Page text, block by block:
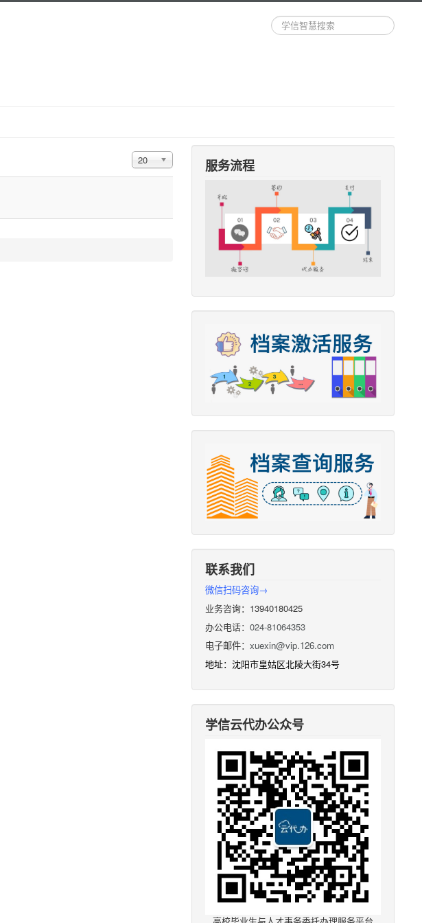
站
内
每页显示条数
20 服务流程
联系我们
微信扫码咨询→
业务咨询：13940180425
办公电话：024-81064353
电子邮件：xuexin@vip.126.com
地址：沈阳市皇姑区北陵大街34号
学信云代办公众号